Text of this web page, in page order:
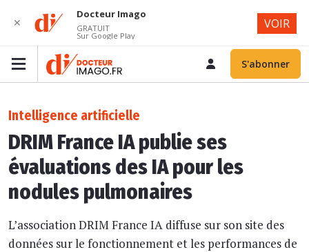
S'abonner
Intelligence artificielle
DRIM France IA publie ses
évaluations des IA pour les
nodules pulmonaires
L’association DRIM France IA diffuse sur son site des
données sur le fonctionnement et les performances de
✕
Docteur Imago
GRATUIT
Sur Google Play
VOIR